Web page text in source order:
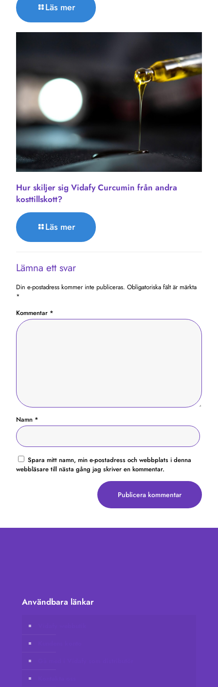
Läs mer
Hur skiljer sig Vidafy Curcumin från andra
kosttillskott?
Läs mer
Lämna ett svar
Din e-postadress kommer inte publiceras. Obligatoriska fält är märkta
*
Kommentar *
Namn *
Spara mitt namn, min e-postadress och webbplats i denna
webbläsare till nästa gång jag skriver en kommentar.
Användbara länkar